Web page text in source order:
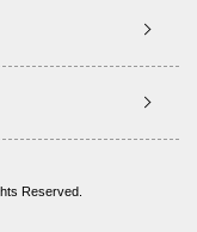
Reserved.